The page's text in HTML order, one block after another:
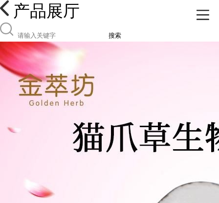
产品展厅
搜索